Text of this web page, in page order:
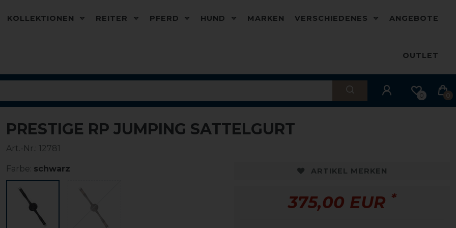
KOLLEKTIONEN REITER PFERD HUND MARKEN VERSCHIEDENES ANGEBOTE
OUTLET
0 0
PRESTIGE RP JUMPING SATTELGURT
Art.-Nr.: 12781
Farbe: schwarz ARTIKEL MERKEN
375,00 EUR *